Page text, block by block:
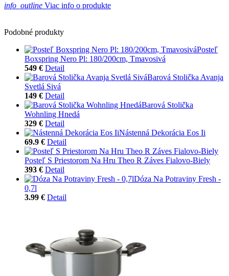
info_outline Viac info o produkte
Podobné produkty
Posteľ
Boxspring Nero Pl: 180/200cm, Tmavosivá
549 € Detail
Barová Stolička Avanja
Svetlá Sivá
149 € Detail
Barová Stolička
Wohnling Hnedá
329 € Detail
Nástenná Dekorácia Eos Ii
69.9 € Detail
Posteľ S Priestorom Na Hru Theo R Záves Fialovo-Biely
393 € Detail
Dóza Na Potraviny Fresh -
0,7l
3.99 € Detail